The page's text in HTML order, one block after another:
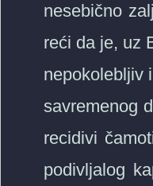
nesebično
reći da je, uz
nepokolebljiv
savremenog
recidivi
podivljalog